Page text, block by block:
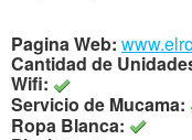
Pagina Web:
Cantidad de
Wifi:
Servicio de Mucama:
Ropa Blanca: